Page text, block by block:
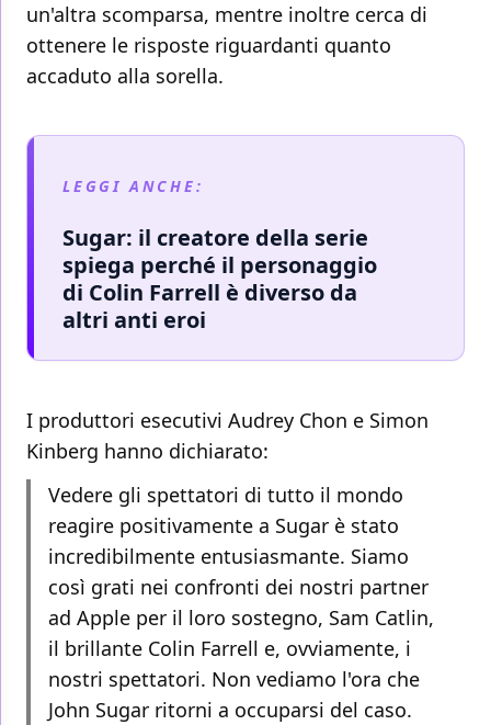
un'altra scomparsa, mentre inoltre cerca di
ottenere le risposte riguardanti quanto
accaduto alla sorella.
LEGGI ANCHE:
Sugar: il creatore della serie
spiega perché il personaggio
di Colin Farrell è diverso da
altri anti eroi
I produttori esecutivi Audrey Chon e Simon
Kinberg hanno dichiarato:
Vedere gli spettatori di tutto il mondo
reagire positivamente a Sugar è stato
incredibilmente entusiasmante. Siamo
così grati nei confronti dei nostri partner
ad Apple per il loro sostegno, Sam Catlin,
il brillante Colin Farrell e, ovviamente, i
nostri spettatori. Non vediamo l'ora che
John Sugar ritorni a occuparsi del caso.